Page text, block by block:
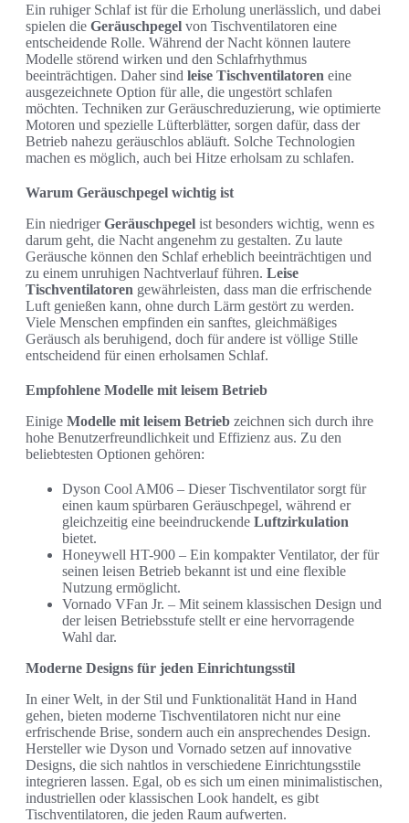
Ein ruhiger Schlaf ist für die Erholung unerlässlich, und dabei
spielen die Geräuschpegel von Tischventilatoren eine
entscheidende Rolle. Während der Nacht können lautere
Modelle störend wirken und den Schlafrhythmus
beeinträchtigen. Daher sind leise Tischventilatoren eine
ausgezeichnete Option für alle, die ungestört schlafen
möchten. Techniken zur Geräuschreduzierung, wie optimierte
Motoren und spezielle Lüfterblätter, sorgen dafür, dass der
Betrieb nahezu geräuschlos abläuft. Solche Technologien
machen es möglich, auch bei Hitze erholsam zu schlafen.
Warum Geräuschpegel wichtig ist
Ein niedrigerGeräuschpegel ist besonders wichtig, wenn es
darum geht, die Nacht angenehm zu gestalten. Zu laute
Geräusche können den Schlaf erheblich beeinträchtigen und
zu einem unruhigen Nachtverlauf führen. Leise
Tischventilatoren gewährleisten, dass man die erfrischende
Luft genießen kann, ohne durch Lärm gestört zu werden.
Viele Menschen empfinden ein sanftes, gleichmäßiges
Geräusch als beruhigend, doch für andere ist völlige Stille
entscheidend für einen erholsamen Schlaf.
Empfohlene Modelle mit leisem Betrieb
Einige Modelle mit leisem Betrieb zeichnen sich durch ihre
hohe Benutzerfreundlichkeit und Effizienz aus. Zu den
beliebtesten Optionen gehören:
Dyson Cool AM06 – Dieser Tischventilator sorgt für
einen kaum spürbaren Geräuschpegel, während er
gleichzeitig eine beeindruckende Luftzirkulation
bietet.
Honeywell HT-900 – Ein kompakter Ventilator, der für
seinen leisen Betrieb bekannt ist und eine flexible
Nutzung ermöglicht.
Vornado VFan Jr. – Mit seinem klassischen Design und
der leisen Betriebsstufe stellt er eine hervorragende
Wahl dar.
Moderne Designs für jeden Einrichtungsstil
In einer Welt, in der Stil und Funktionalität Hand in Hand
gehen, bieten moderne Tischventilatoren nicht nur eine
erfrischende Brise, sondern auch ein ansprechendes Design.
Hersteller wie Dyson und Vornado setzen auf innovative
Designs, die sich nahtlos in verschiedene Einrichtungsstile
integrieren lassen. Egal, ob es sich um einen minimalistischen,
industriellen oder klassischen Look handelt, es gibt
Tischventilatoren, die jeden Raum aufwerten.